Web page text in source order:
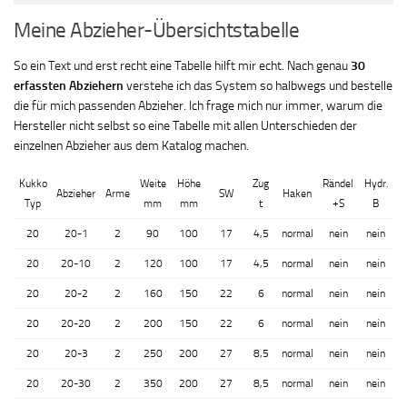
Meine Abzieher-Übersichtstabelle
So ein Text und erst recht eine Tabelle hilft mir echt. Nach genau30
erfassten Abziehern verstehe ich das System so halbwegs und bestelle
die für mich passenden Abzieher. Ich frage mich nur immer, warum die
Hersteller nicht selbst so eine Tabelle mit allen Unterschieden der
einzelnen Abzieher aus dem Katalog machen.
Kukko
Typ
Abzieher Arme
Weite
mm
Höhe
mm
SW
Zug
t
Haken
Rändel
+S
Hydr.
B
20 20-1 2 90 100 17 4,5 normal nein nein
20 20-10 2 120 100 17 4,5 normal nein nein
20 20-2 2 160 150 22 6 normal nein nein
20 20-20 2 200 150 22 6 normal nein nein
20 20-3 2 250 200 27 8,5 normal nein nein
20 20-30 2 350 200 27 8,5 normal nein nein